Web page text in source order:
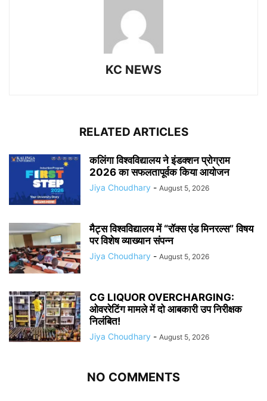
KC NEWS
RELATED ARTICLES
कलिंगा विश्वविद्यालय ने इंडक्शन प्रोग्राम
2026 का सफलतापूर्वक किया आयोजन
Jiya Choudhary - August 5, 2026
मैट्स विश्वविद्यालय में “रॉक्स एंड मिनरल्स” विषय
पर विशेष व्याख्यान संपन्न
Jiya Choudhary - August 5, 2026
CG LIQUOR OVERCHARGING:
ओवररेटिंग मामले में दो आबकारी उप निरीक्षक
निलंबित!
Jiya Choudhary - August 5, 2026
NO COMMENTS